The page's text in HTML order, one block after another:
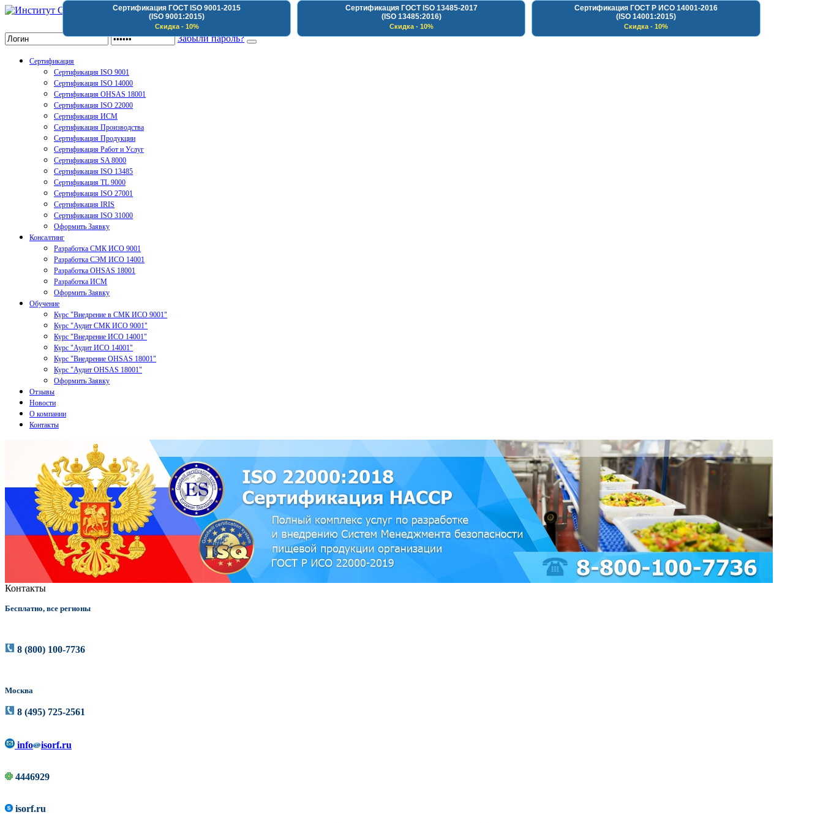
Сертификация ГОСТ ISO 9001-2015
(ISO 9001:2015)
Скидка - 10%
Сертификация ГОСТ ISO 13485-2017
(ISO 13485:2016)
Скидка - 10%
Сертификация ГОСТ Р ИСО 14001-2016
(ISO 14001:2015)
Скидка - 10%
Институт Сертификации Организаций
Забыли пароль?
Сертификация
Сертификация ISO 9001
Сертификация ISO 14000
Сертификация OHSAS 18001
Сертификация ISO 22000
Сертификация ИСМ
Сертификация Производства
Сертификация Продукции
Сертификация Работ и Услуг
Сертификация SA 8000
Сертификация ISO 13485
Сертификация TL 9000
Сертификация ISO 27001
Сертификация IRIS
Сертификация ISO 31000
Оформить Заявку
Консалтинг
Разработка СМК ИСО 9001
Разработка СЭМ ИСО 14001
Разработка OHSAS 18001
Разработка ИСМ
Оформить Заявку
Обучение
Курс "Внедрение в СМК ИСО 9001"
Курс "Аудит СМК ИСО 9001"
Курс "Внедрение ИСО 14001"
Курс "Аудит ИСО 14001"
Курс "Внедрение OHSAS 18001"
Курс "Аудит OHSAS 18001"
Оформить Заявку
Отзывы
Новости
О компании
Контакты
Контакты
Бесплатно, все регионы
8 (800) 100-7736
Москва
8 (495) 725-2561
info isorf.ru
4446929
isorf.ru